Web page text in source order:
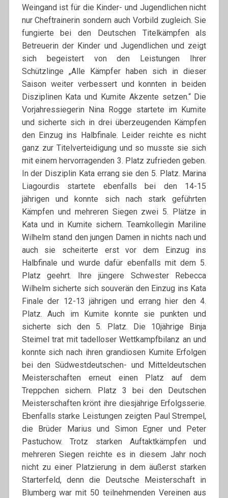
Weingand ist für die Kinder- und Jugendlichen nicht
nur Cheftrainerin sondern auch Vorbild zugleich. Sie
fungierte bei den Deutschen Titelkämpfen als
Betreuerin der Kinder und Jugendlichen und zeigt
sich begeistert von den Leistungen Ihrer
Schützlinge „Alle Kämpfer haben sich in dieser
Saison weiter verbessert und konnten in beiden
Disziplinen Kata und Kumite Akzente setzen.“ Die
Vorjahressiegerin Nina Rogge startete im Kumite
und sicherte sich in drei überzeugenden Kämpfen
den Einzug ins Halbfinale. Leider reichte es nicht
ganz zur Titelverteidigung und so musste sie sich
mit einem hervorragenden 3. Platz zufrieden geben.
In der Disziplin Kata errang sie den 5. Platz. Marina
Liagourdis startete ebenfalls bei den 14-15
jährigen und konnte sich nach stark geführten
Kämpfen und mehreren Siegen zwei 5. Plätze in
Kata und in Kumite sichern. Teamkollegin Mariline
Wilhelm stand den jungen Damen in nichts nach und
auch sie scheiterte erst vor dem Einzug ins
Halbfinale und wurde dafür ebenfalls mit dem 5.
Platz geehrt. Ihre jüngere Schwester Rebecca
Wilhelm sicherte sich souverän den Einzug ins Kata
Finale der 12-13 jährigen und errang hier den 4.
Platz. Auch im Kumite konnte sie punkten und
sicherte sich den 5. Platz. Die 10jährige Binja
Steimel trat mit tadelloser Wettkampfbilanz an und
konnte sich nach ihren grandiosen Kumite Erfolgen
bei den Südwestdeutschen- und Mitteldeutschen
Meisterschaften erneut einen Platz auf dem
Treppchen sichern. Platz 3 bei den Deutschen
Meisterschaften krönt ihre diesjährige Erfolgsserie.
Ebenfalls starke Leistungen zeigten Paul Strempel,
die Brüder Marius und Simon Egner und Peter
Pastuchow. Trotz starken Auftaktkämpfen und
mehreren Siegen reichte es in diesem Jahr noch
nicht zu einer Platzierung in dem äußerst starken
Starterfeld, denn die Deutsche Meisterschaft in
Blumberg war mit 50 teilnehmenden Vereinen aus